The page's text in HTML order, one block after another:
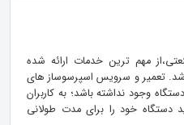
مهم ترین خدمات ارائه شده
تعمیر و سرویس اسپرسوساز های
وجود نداشته باشد؛ به کاربران
دستگاه خود را برای مدت طولانی